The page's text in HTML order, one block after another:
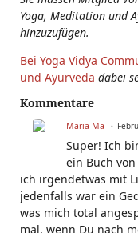
Yoga, Meditation und
hinzuzufügen.
Bei Yoga Vidya
und Ayurveda dabei
Kommentare
Maria Ma
Super! Ich
ein Buch
ich irgendetwas mit
jedenfalls war ein
was mich total
mal, wenn Du nach